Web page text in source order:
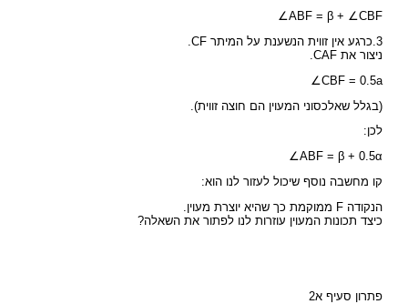
∠ABF = β + ∠CBF
3.כרגע אין זווית הנשענת על המיתר CF.
ניצור את CAF.
∠CBF = 0.5a
(בגלל שאלכסוני המעוין הם חוצה זווית).
לכן:
∠ABF = β + 0.5α
קו מחשבה נוסף שיכול לעזור לנו הוא:
הנקודה F ממוקמת כך שהיא יוצרת מעוין.
כיצד תכונות המעוין עוזרות לנו לפתור את השאלה?
פתרון סעיף א2